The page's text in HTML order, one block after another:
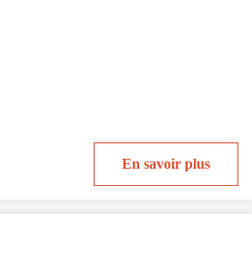
En savoir plus